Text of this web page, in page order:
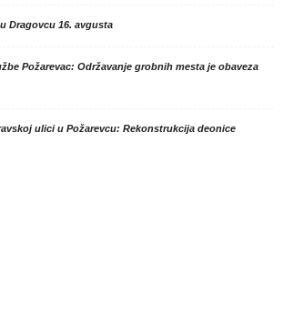
Dragovcu 16. avgusta
Požarevac: Održavanje grobnih mesta je obaveza
ulici u Požarevcu: Rekonstrukcija deonice